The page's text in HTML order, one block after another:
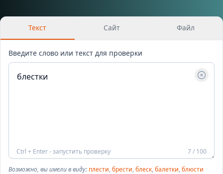
Текст Сайт Файл
Введите слово или текст для проверки
Ctrl + Enter - запустить проверку 7 / 100
Возможно, вы имели в виду: плести,брести,блеск,балетки,блюсти